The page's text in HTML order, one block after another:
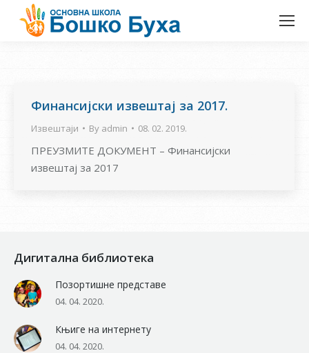
Финансијски извештај за 2017.
Извештаји By admin 08. 02. 2019.
ПРЕУЗМИТЕ ДОКУМЕНТ – Финансијски
извештај за 2017
Дигитална библиотека
Позортишне представе
04. 04. 2020.
Књиге на интернету
04. 04. 2020.